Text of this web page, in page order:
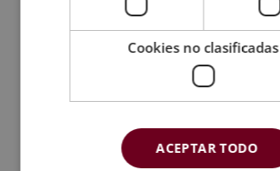
precio
original
actual
es:
595,00€.
Cookies no clasificadas
ACEPTAR TODO